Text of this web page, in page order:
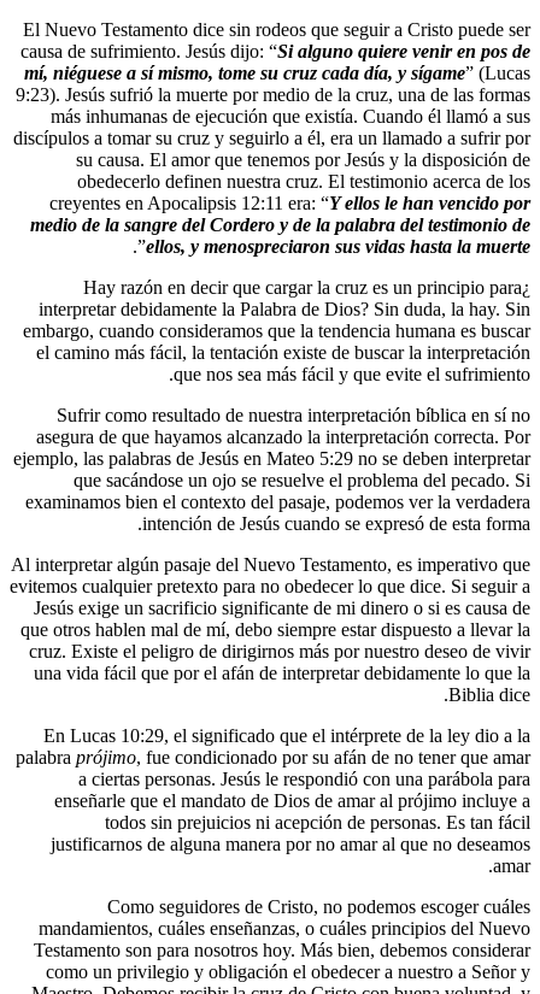
El Nuevo Testamento dice sin rodeos que
causa de sufrimiento. Jesús dijo: “Si
mí, niéguese a sí mismo, tome su cruz
9:23). Jesús sufrió la muerte por medio de
más inhumanas de ejecución que
discípulos a tomar su cruz y seguirlo a él,
su causa. El amor que tenemos
obedecerlo definen nuestra cruz.
creyentes en Apocalipsis 12:11 era: “Y
medio de la sangre del Cordero y de la
ellos, y menospreciaron
”.
¿Hay razón en decir que cargar la
interpretar debidamente la Palabra de
embargo, cuando consideramos que la
el camino más fácil, la tentación existe
que nos sea más fácil
Sufrir como resultado de nuestra
asegura de que hayamos alcanzado la
ejemplo, las palabras de Jesús en Mateo
que sacándose un ojo se resuelve
examinamos bien el contexto del pasaje,
intención de Jesús cuando
Al interpretar algún pasaje del Nuevo
evitemos cualquier pretexto para no
Jesús exige un sacrificio significante de
que otros hablen mal de mí, debo siempre
cruz. Existe el peligro de dirigirnos más
una vida fácil que por el afán de
En Lucas 10:29, el significado que el
palabraprójimo , fue condicionado por su
a ciertas personas. Jesús le
enseñarle que el mandato de Dios de
todos sin prejuicios ni
justificarnos de alguna manera por no
Como seguidores de Cristo, no
mandamientos, cuáles enseñanzas, o
Testamento son para nosotros hoy. Más
como un privilegio y obligación el